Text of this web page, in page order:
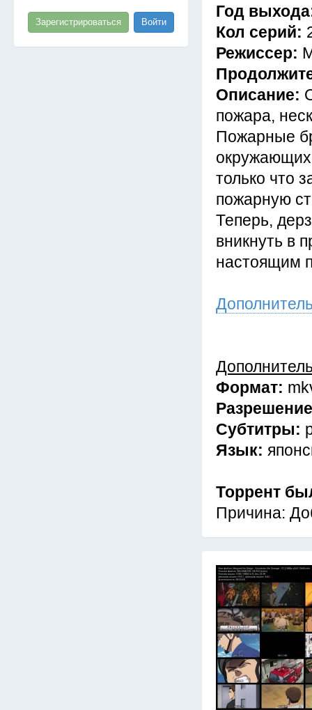
Зарегистрироваться Войти
Год
Кол серий:
Режиссер:
Описание:
пожара,
Пожарные
только что
пожарную
Теперь,
вникнуть в
настоящим
Формат:
Субтитры:
Язык:
Торрент
Причина: